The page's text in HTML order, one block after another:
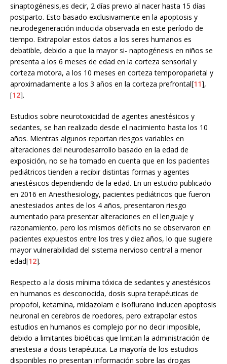
sinaptogénesis,es decir, 2 días previo al nacer hasta 15 días
postparto. Esto basado exclusivamente en la apoptosis y
neurodegeneración inducida observada en este período de
tiempo. Extrapolar estos datos a los seres humanos es
debatible, debido a que la mayor si- naptogénesis en niños se
presenta a los 6 meses de edad en la corteza sensorial y
corteza motora, a los 10 meses en corteza temporoparietal y
aproximadamente a los 3 años en la corteza prefrontal[11],
[12].
Estudios sobre neurotoxicidad de agentes anestésicos y
sedantes, se han realizado desde el nacimiento hasta los 10
años. Mientras algunos reportan riesgos variables en
alteraciones del neurodesarrollo basado en la edad de
exposición, no se ha tomado en cuenta que en los pacientes
pediátricos tienden a recibir distintas formas y agentes
anestésicos dependiendo de la edad. En un estudio publicado
en 2016 en Anesthesiology, pacientes pediátricos que fueron
anestesiados antes de los 4 años, presentaron riesgo
aumentado para presentar alteraciones en el lenguaje y
razonamiento, pero los mismos déficits no se observaron en
pacientes expuestos entre los tres y diez años, lo que sugiere
mayor vulnerabilidad del sistema nervioso central a menor
edad[12].
Respecto a la dosis mínima tóxica de sedantes y anestésicos
en humanos es desconocida, dosis supra terapéuticas de
propofol, ketamina, midazolam e isoflurano inducen apoptosis
neuronal en cerebros de roedores, pero extrapolar estos
estudios en humanos es complejo por no decir imposible,
debido a limitantes bioéticas que limitan la administración de
anestesia a dosis terapéutica. La mayoría de los estudios
disponibles no presentan información sobre las drogas